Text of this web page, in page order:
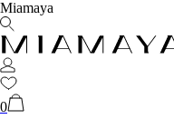
Miamaya
0